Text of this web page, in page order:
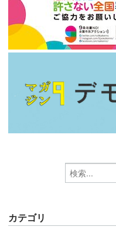
カテゴリ